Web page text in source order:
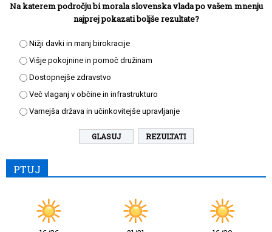
Na katerem področju bi morala slovenska vlada po vašem mnenju
najprej pokazati boljše rezultate?
Nižji davki in manj birokracije
Višje pokojnine in pomoč družinam
Dostopnejše zdravstvo
Več vlaganj v občine in infrastrukturo
Varnejša država in učinkovitejše upravljanje
REZULTATI
PTUJ